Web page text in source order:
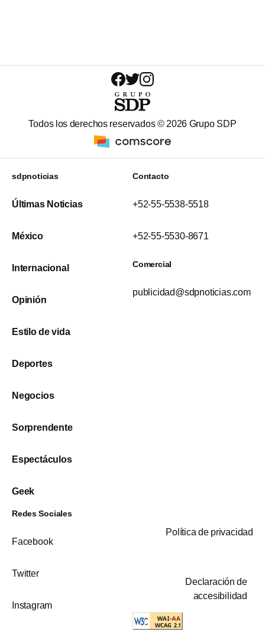
Todos los derechos reservados © 2026 Grupo SDP
sdpnoticias
Últimas Noticias
México
Internacional
Opinión
Estilo de vida
Deportes
Negocios
Sorprendente
Espectáculos
Geek
Contacto
+52-55-5538-5518
+52-55-5530-8671
Comercial
publicidad@sdpnoticias.com
Redes Sociales
Facebook
Twitter
Instagram
Política de privacidad
Declaración de
accesibilidad